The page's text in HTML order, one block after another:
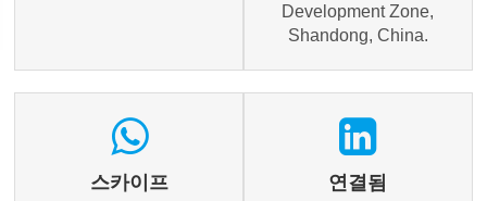
Development Zone,
Shandong, China.
스카이프 연결됨